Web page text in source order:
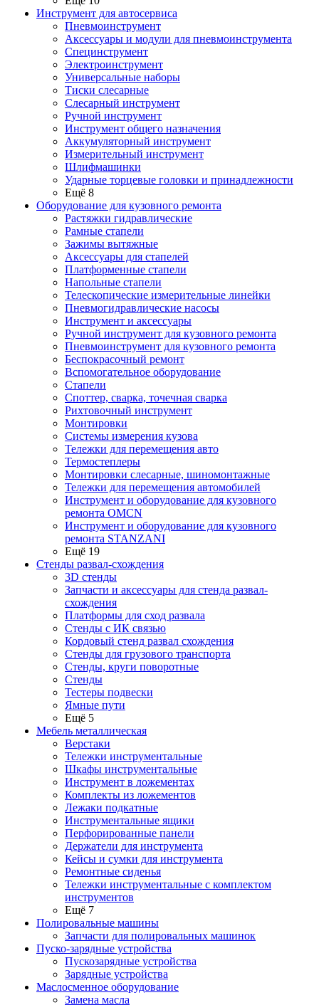
Инструмент для автосервиса
Пневмоинструмент
Аксессуары и модули для пневмоинструмента
Специнструмент
Электроинструмент
Универсальные наборы
Тиски слесарные
Слесарный инструмент
Ручной инструмент
Инструмент общего назначения
Аккумуляторный инструмент
Измерительный инструмент
Шлифмашинки
Ударные торцевые головки и принадлежности
Ещё 8
Оборудование для кузовного ремонта
Растяжки гидравлические
Рамные стапели
Зажимы вытяжные
Аксессуары для стапелей
Платформенные стапели
Напольные стапели
Телескопические измерительные линейки
Пневмогидравлические насосы
Инструмент и аксессуары
Ручной инструмент для кузовного ремонта
Пневмоинструмент для кузовного ремонта
Беспокрасочный ремонт
Вспомогательное оборудование
Стапели
Споттер, сварка, точечная сварка
Рихтовочный инструмент
Монтировки
Системы измерения кузова
Тележки для перемещения авто
Термостеплеры
Монтировки слесарные, шиномонтажные
Тележки для перемещения автомобилей
Инструмент и оборудование для кузовного
ремонта OMCN
Инструмент и оборудование для кузовного
ремонта STANZANI
Ещё 19
Стенды развал-схождения
3D стенды
Запчасти и аксессуары для стенда развал-
схождения
Платформы для сход развала
Стенды с ИК связью
Кордовый стенд развал схождения
Стенды для грузового транспорта
Стенды, круги поворотные
Стенды
Тестеры подвески
Ямные пути
Ещё 5
Мебель металлическая
Верстаки
Тележки инструментальные
Шкафы инструментальные
Инструмент в ложементах
Комплекты из ложементов
Лежаки подкатные
Инструментальные ящики
Перфорированные панели
Держатели для инструмента
Кейсы и сумки для инструмента
Ремонтные сиденья
Тележки инструментальные с комплектом
инструментов
Ещё 7
Полировальные машины
Запчасти для полировальных машинок
Пуско-зарядные устройства
Пускозарядные устройства
Зарядные устройства
Маслосменное оборудование
Замена масла